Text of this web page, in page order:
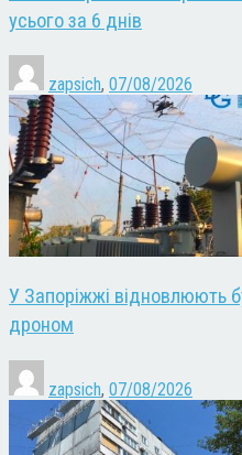
усього за 6 днів
zapsich, 07/08/2026
У Запоріжжі відновлюють
дроном
zapsich, 07/08/2026